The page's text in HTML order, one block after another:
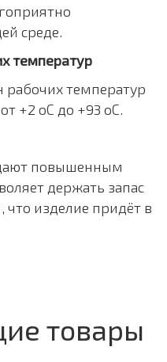
среде.
температур
температур
+2 оС до +93 оС.
повышенным
держать запас
что изделие придёт в
товары